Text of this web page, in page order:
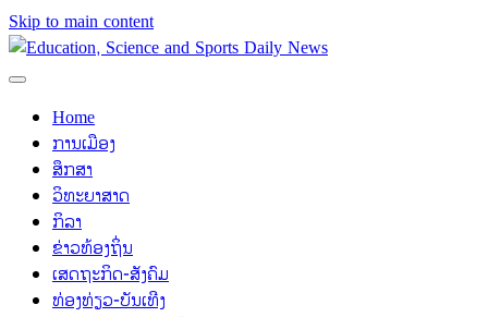
Skip to main content
Home
ການເມືອງ
ສຶກສາ
ວິທະຍາສາດ
ກິລາ
ຂ່າວທ້ອງຖິ່ນ
ເສດຖະກິດ-ສັງຄົມ
ທ່ອງທ່ຽວ-ບັນເທີງ